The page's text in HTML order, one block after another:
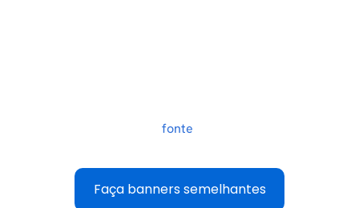
fonte
Faça banners semelhantes